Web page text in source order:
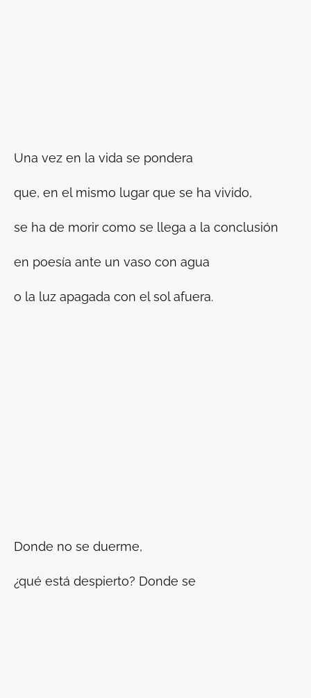
Una vez en la vida se pondera
que, en el mismo lugar que se ha vivido,
se ha de morir como se llega a la conclusión
en poesía ante un vaso con agua
o la luz apagada con el sol afuera.
Donde no se duerme,
¿qué está despierto? Donde se